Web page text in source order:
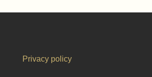
Privacy policy